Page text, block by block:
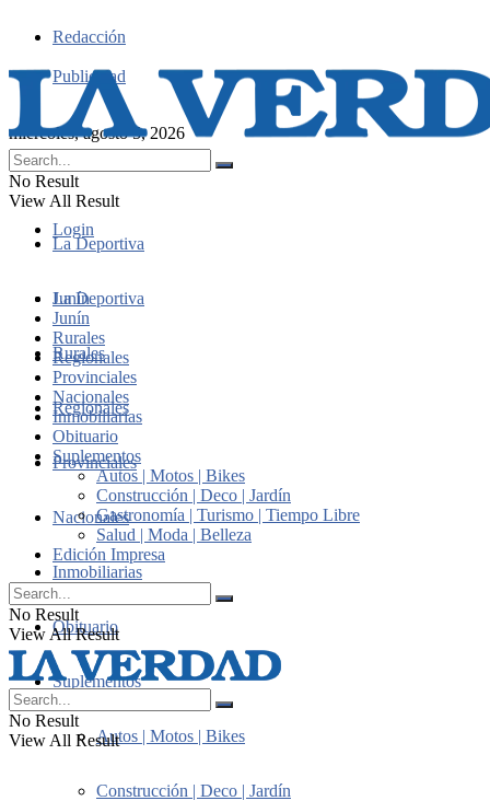
Redacción
Publicidad
miércoles, agosto 5, 2026
Login
No Result
View All Result
La Deportiva
Junín
Rurales
Regionales
Provinciales
Nacionales
Inmobiliarias
Obituario
Suplementos
Autos | Motos | Bikes
Construcción | Deco | Jardín
La Deportiva
Junín
Rurales
Regionales
Provinciales
Nacionales
Inmobiliarias
Obituario
Suplementos
Autos | Motos | Bikes
Construcción | Deco | Jardín
Gastronomía | Turismo | Tiempo Libre
Salud | Moda | Belleza
Edición Impresa
No Result
View All Result
No Result
View All Result